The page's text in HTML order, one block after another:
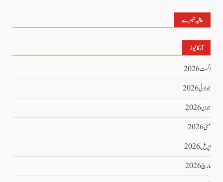
حالیہ تبصرے
آرکائیوز
اگست 2026
جولائی 2026
جون 2026
مئی 2026
اپریل 2026
مارچ 2026